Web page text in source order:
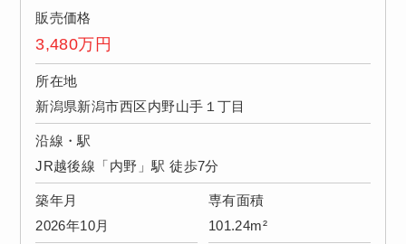
販売価格
3,480万円
所在地
新潟県新潟市西区内野山手１丁目
沿線・駅
JR越後線「内野」駅 徒歩7分
築年月
2026年10月
専有面積
101.24m²